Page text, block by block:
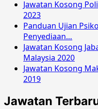
Jawatan Kosong
2023
Panduan Ujian
Penyediaan…
Jawatan Kosong
Malaysia 2020
Jawatan Kosong
2019
Jawatan